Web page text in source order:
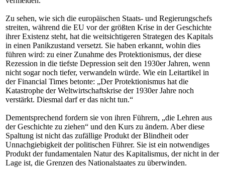
Zu sehen, wie sich die europäischen Staats- und Regierungschefs
streiten, während die EU vor der größten Krise in der Geschichte
ihrer Existenz steht, hat die weitsichtigeren Strategen des Kapitals
in einen Panikzustand versetzt. Sie haben erkannt, wohin dies
führen wird: zu einer Zunahme des Protektionismus, der diese
Rezession in die tiefste Depression seit den 1930er Jahren, wenn
nicht sogar noch tiefer, verwandeln würde. Wie ein Leitartikel in
der Financial Times betonte: „Der Protektionismus hat die
Katastrophe der Weltwirtschaftskrise der 1930er Jahre noch
verstärkt. Diesmal darf er das nicht tun.“
Dementsprechend fordern sie von ihren Führern, „die Lehren aus
der Geschichte zu ziehen“ und den Kurs zu ändern. Aber diese
Spaltung ist nicht das zufällige Produkt der Blindheit oder
Unnachgiebigkeit der politischen Führer. Sie ist ein notwendiges
Produkt der fundamentalen Natur des Kapitalismus, der nicht in der
Lage ist, die Grenzen des Nationalstaates zu überwinden.